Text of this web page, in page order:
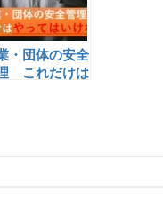
・団体の安全
これだけは